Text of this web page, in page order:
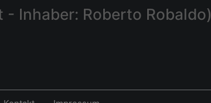
Inhaber: Roberto Robaldo)